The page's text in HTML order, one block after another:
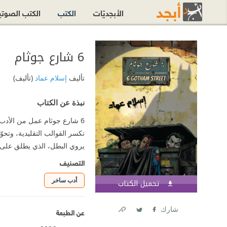
تحميل الكتاب اشترك الآن
شارك
6 شارع جوثام
تأليف إسلام عماد(تأليف)
نبذة عن الكتاب
6 شارع جوثام عمل من الأدب
تكسر القوالب التقليدية،
يروي البطل، الذي يطلق
التصنيف
أدب ساخر
عن الطبعة
الأبجديّات الكتب الكتب